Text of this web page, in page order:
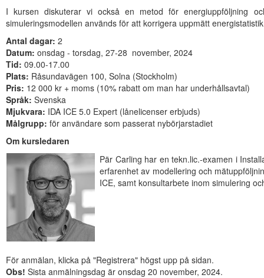
I kursen diskuterar vi också en metod för energiuppföljning
simuleringsmodellen används för att korrigera uppmätt
Antal dagar: 2
Datum: onsdag - torsdag, 27-28 november, 2024
Tid: 09.00-17.00
Plats: Råsundavägen 100, Solna (Stockholm)
Pris: 12 000 kr + moms (10% rabatt om man har underhållsavtal)
Språk: Svenska
Mjukvara: IDA ICE 5.0 Expert (lånelicenser erbjuds)
Målgrupp: för användare som passerat nybörjarstadiet
Om kursledaren
Pär Carling har en tekn.lic.-examen i
erfarenhet av modellering och
ICE, samt konsultarbete inom simulering
För anmälan, klicka på "Registrera" högst upp på sidan.
Obs! Sista anmälningsdag är onsdag 20 november, 2024.